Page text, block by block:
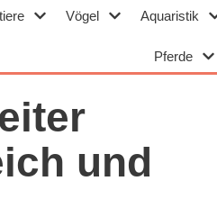
Vögel Aquaristik
Pferde
und